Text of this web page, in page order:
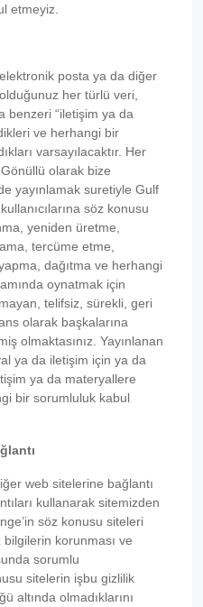
etmeyiz.
posta ya da diğer
her türlü veri,
benzeri “iletişim ya da
ve herhangi bir
varsayılacaktır. Her
olarak bize
yayınlamak suretiyle Gulf
söz konusu
yeniden üretme,
tercüme etme,
dağıtma ve herhangi
oynatmak için
telifsiz, sürekli, geri
olarak başkalarına
olmaktasınız. Yayınlanan
ya da iletişim için ya da
ya da materyallere
bir sorumluluk kabul
web sitelerine bağlantı
kullanarak sitemizden
söz konusu siteleri
korunması ve
sorumlu
sitelerin işbu gizlilik
altında olmadıklarını